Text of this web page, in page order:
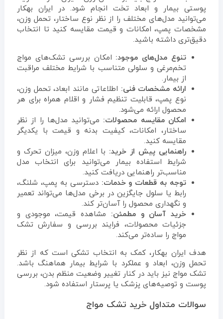
پوستی بیمار و ابعاد تخت انجام شود. در ایران بهکار
می‌توانید مدل‌های مختلف را از نظر نوع ساختار، تحمل وزن،
مشخصات پمپ، امکانات و قیمت مقایسه کنید تا انتخاب
دقیق‌تری داشته باشید.
تنوع مدل‌های موجود: امکان بررسی تشک‌های مواج
تخم‌مرغی و سلولی متناسب با شرایط مختلف مراقبت
از بیمار.
ارائه مشخصات فنی: اطلاعاتی مانند ابعاد، تحمل وزن،
نوع پمپ، قابلیت تنظیم فشار و اقلام همراه برای هر
محصول ارائه می‌شود.
امکان مقایسه محصولات: می‌توانید مدل‌ها را از نظر
ساختار، امکانات، کیفیت بدنه و قیمت با یکدیگر
مقایسه کنید.
راهنمایی پیش از خرید: با اعلام وزن، میزان تحرک و
شرایط استفاده بیمار می‌توانید برای انتخاب مدل
مناسب‌تر راهنمایی دریافت کنید.
توجه به قطعات و خدمات: دسترسی به پمپ، شلنگ،
رابط یا سلول جایگزین در برخی مدل‌ها می‌تواند تعمیر
و نگهداری محصول را آسان‌تر کند.
خرید آسان و مطمئن: مشاهده قیمت، موجودی و
جزئیات محصولات، فرایند بررسی و سفارش تشک
مواج را ساده‌تر می‌کند.
هدف ایران بهکار، کمک به انتخاب تشکی است که از نظر
تحمل وزن، ابعاد و عملکرد با شرایط بیمار هماهنگ باشد.
تشک مواج نیز باید در کنار تغییر وضعیت منظم بدن، بررسی
پوست و توصیه‌های پزشک یا پرستار استفاده شود.
سوالات متداول خرید تشک مواج